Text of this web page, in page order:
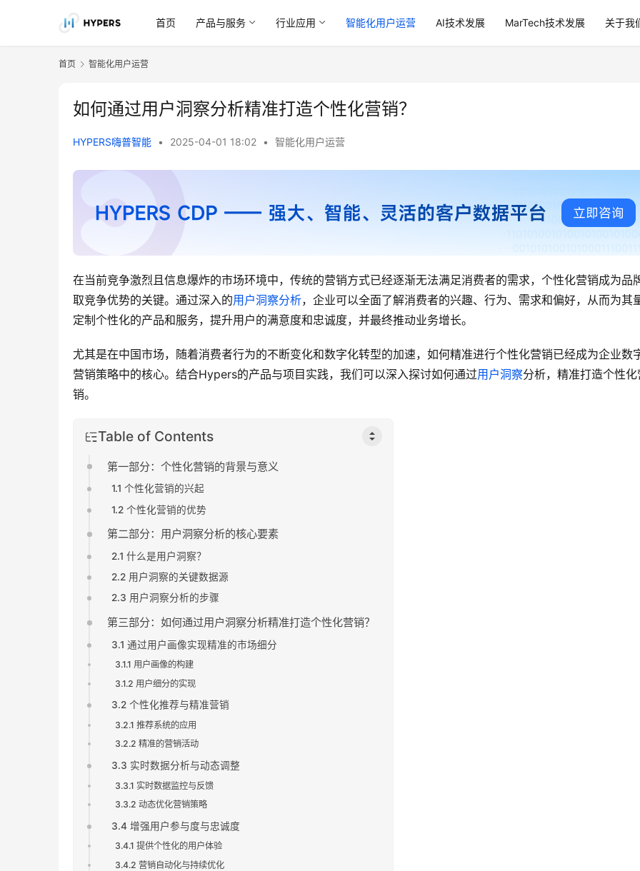
首页 产品与服务 行业应用 智能化用户运营 AI技术发展 MarTech技术发展 关于我
首页 智能化用户运营
如何通过用户洞察分析精准打造个性化营销？
HYPERS嗨普智能 • 2025-04-01 18:02 • 智能化用户运营
在当前竞争激烈且信息爆炸的市场环境中，传统的营销方式已经逐渐无法满足消费者的需求，个性化营销成为品
取竞争优势的关键。通过深入的用户洞察分析，企业可以全面了解消费者的兴趣、行为、需求和偏好，从而为其
定制个性化的产品和服务，提升用户的满意度和忠诚度，并最终推动业务增长。
尤其是在中国市场，随着消费者行为的不断变化和数字化转型的加速，如何精准进行个性化营销已经成为企业数
营销策略中的核心。结合Hypers的产品与项目实践，我们可以深入探讨如何通过用户洞察分析，精准打造个性化
销。
Table of Contents
第一部分：个性化营销的背景与意义
1.1 个性化营销的兴起
1.2 个性化营销的优势
第二部分：用户洞察分析的核心要素
2.1 什么是用户洞察？
2.2 用户洞察的关键数据源
2.3 用户洞察分析的步骤
第三部分：如何通过用户洞察分析精准打造个性化营销？
3.1 通过用户画像实现精准的市场细分
3.1.1 用户画像的构建
3.1.2 用户细分的实现
3.2 个性化推荐与精准营销
3.2.1 推荐系统的应用
3.2.2 精准的营销活动
3.3 实时数据分析与动态调整
3.3.1 实时数据监控与反馈
3.3.2 动态优化营销策略
3.4 增强用户参与度与忠诚度
3.4.1 提供个性化的用户体验
3.4.2 营销自动化与持续优化